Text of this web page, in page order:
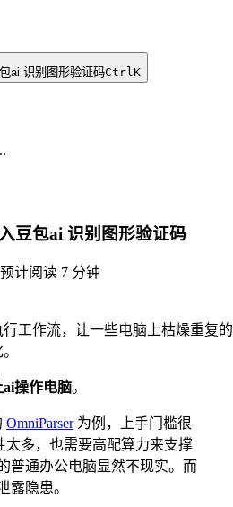
ai 识别图形验证码CtrlK
豆包ai 识别图形验证码
预计阅读 7 分钟
工作流，让一些电脑上枯燥重复的
ai操作电脑。
OmniParser为例，上手门槛很
太多，也需要高配算力来支撑
普通办公电脑显然不现实。而
露隐患。